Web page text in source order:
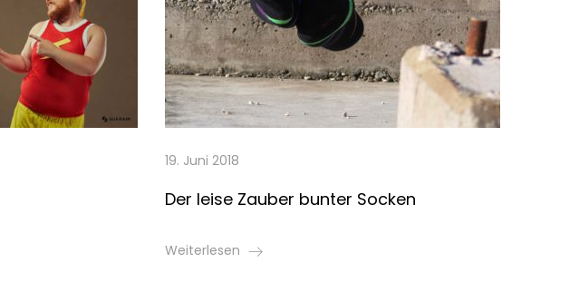
19. Juni 2018
Der leise Zauber bunter Socken
Weiterlesen